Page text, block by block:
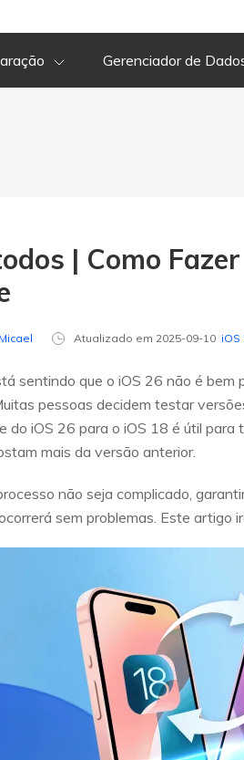
Gerenciador de
| Como
Atualizado em 2025-09-10 iOS
sentindo que o iOS 26 não é
pessoas decidem testar
do iOS 26 para o iOS 18 é útil
mais da versão anterior.
não seja complicado,
sem problemas. Este artigo